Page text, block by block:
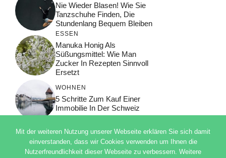
Nie Wieder Blasen! Wie Sie
Tanzschuhe Finden, Die
Stundenlang Bequem Bleiben
ESSEN
Manuka Honig Als
Süßungsmittel: Wie Man
Zucker In Rezepten Sinnvoll
Ersetzt
WOHNEN
5 Schritte Zum Kauf Einer
Immobilie In Der Schweiz
Mit der weiteren Nutzung unserer Webseite erklären Sie sich damit
einverstanden, dass wir Cookies verwenden um Ihnen die
Nutzerfreundlichkeit dieser Webseite zu verbessern. Weitere